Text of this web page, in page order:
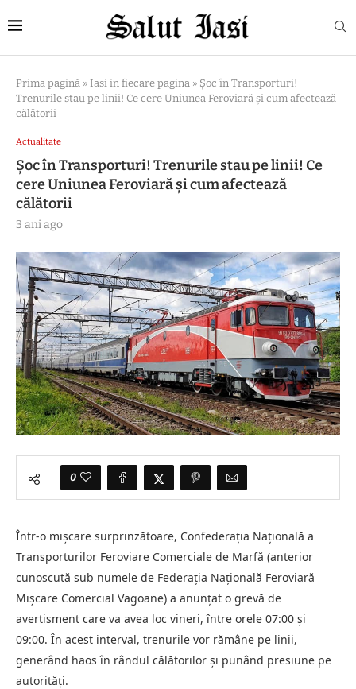
Prima pagină » Iasi in fiecare pagina » Șoc în Transporturi!
Trenurile stau pe linii! Ce cere Uniunea Feroviară și cum afectează
călătorii
Actualitate
Șoc în Transporturi! Trenurile stau pe linii! Ce
cere Uniunea Feroviară și cum afectează
călătorii
3 ani ago
0
Într-o mișcare surprinzătoare, Confederația Națională a
Transporturilor Feroviare Comerciale de Marfă (anterior
cunoscută sub numele de Federația Națională Feroviară
Mișcare Comercial Vagoane) a anunțat o grevă de
avertisment care va avea loc vineri, între orele 07:00 și
09:00. În acest interval, trenurile vor rămâne pe linii,
generând haos în rândul călătorilor și punând presiune pe
autorități.